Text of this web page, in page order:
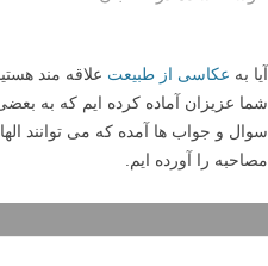
یکی از جنبه های زیبا و هیجان انگیز
در مورد عکس های شماست. این نظرات
آماتور یا عکاسان حرفه ای باشند.